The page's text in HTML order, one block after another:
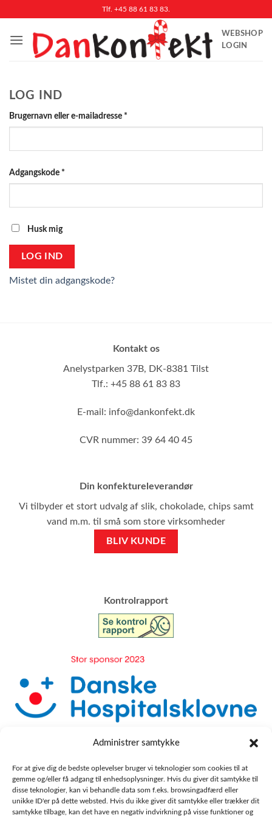
Administrer samtykke
For at give dig de bedste oplevelser bruger vi teknologier som cookies til at
gemme og/eller få adgang til enhedsoplysninger. Hvis du giver dit samtykke til
disse teknologier, kan vi behandle data som f.eks. browsingadfærd eller
unikke ID'er på dette websted. Hvis du ikke giver dit samtykke eller trækker dit
samtykke tilbage, kan det have en negativ indvirkning på visse funktioner og
indhold
Tlf. +45 88 61 83 83.
WEBSHOP
LOGIN
LOG IND
Brugernavn eller e-mailadresse *
Adgangskode *
Husk mig
LOG IND
Mistet din adgangskode?
Kontakt os
Anelystparken 37B, DK-8381 Tilst
Tlf.: +45 88 61 83 83
E-mail: info@dankonfekt.dk
CVR nummer: 39 64 40 45
Din konfektureleverandør
Vi tilbyder et stort udvalg af slik, chokolade, chips samt
vand m.m. til små som store virksomheder
BLIV KUNDE
​Kontrolrapport